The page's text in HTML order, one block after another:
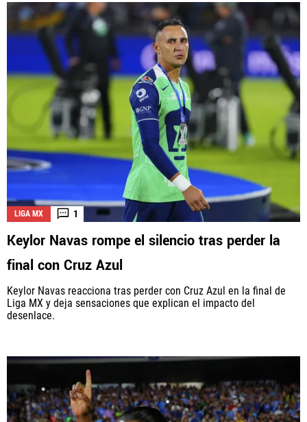
LIGA MX 1
Keylor Navas rompe el silencio tras perder la
final con Cruz Azul
Keylor Navas reacciona tras perder con Cruz Azul en la final de
Liga MX y deja sensaciones que explican el impacto del
desenlace.